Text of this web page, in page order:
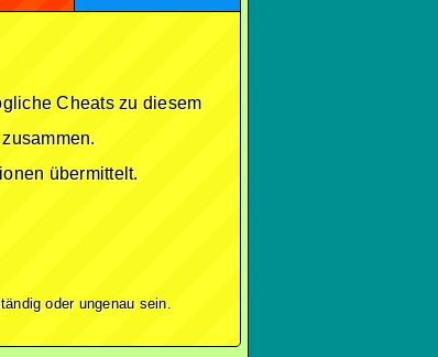
Cheats zu diesem
übermittelt.
oder ungenau sein.